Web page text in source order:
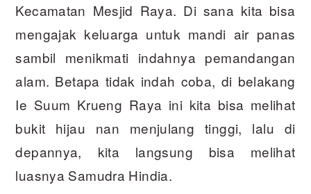
Kecamatan Mesjid Raya. Di sana kita bisa
mengajak keluarga untuk mandi air panas
sambil menikmati indahnya pemandangan
alam. Betapa tidak indah coba, di belakang
Ie Suum Krueng Raya ini kita bisa melihat
bukit hijau nan menjulang tinggi, lalu di
depannya, kita langsung bisa melihat
luasnya Samudra Hindia.